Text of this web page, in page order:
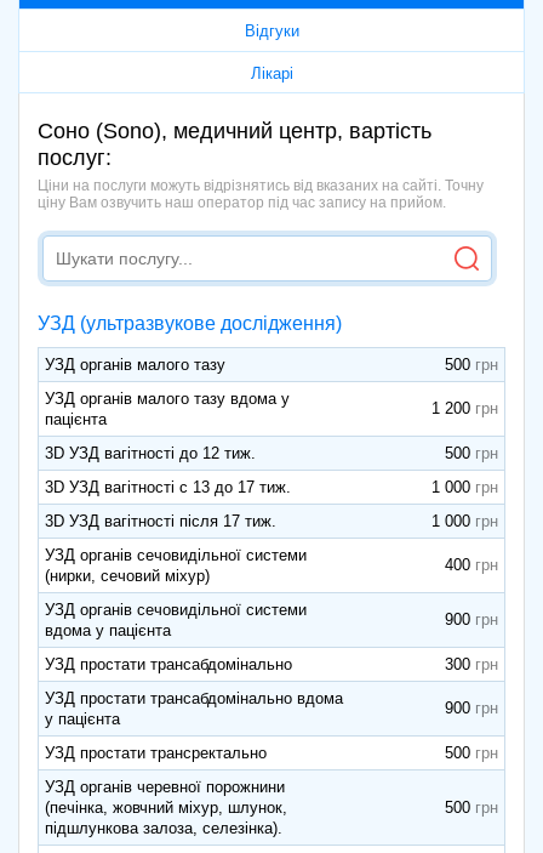
Відгуки
Лікарі
Соно (Sono), медичний центр, вартість
послуг:
Ціни на послуги можуть відрізнятись від вказаних на сайті. Точну
ціну Вам озвучить наш оператор під час запису на прийом.
УЗД (ультразвукове дослідження)
УЗД органів малого тазу
500
УЗД органів малого тазу вдома у
пацієнта
1 200
3D УЗД вагітності до 12 тиж.
500
3D УЗД вагітності с 13 до 17 тиж.
1 000
3D УЗД вагітності після 17 тиж.
1 000
УЗД органів сечовидільної системи
(нирки, сечовий міхур)
400
УЗД органів сечовидільної системи
вдома у пацієнта
900
УЗД простати трансабдомінально
300
УЗД простати трансабдомінально вдома
у пацієнта
900
УЗД простати трансректально
500
УЗД органів черевної порожнини
(печінка, жовчний міхур, шлунок,
підшлункова залоза, селезінка).
500